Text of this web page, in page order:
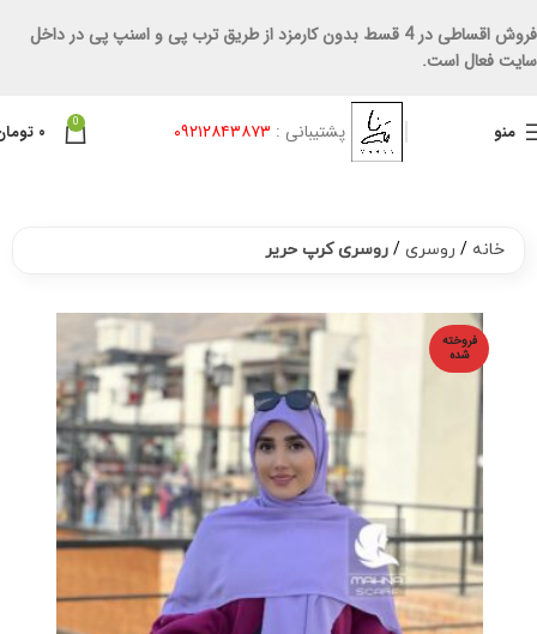
منو پشتیبانی : ۰۹۲۱۲۸۴۳۸۷۳ 0 ۰
خانه روسری روسری کرپ حریر
فروخته
شده
فروش اقساطی در 4 قسط بدون کارمزد از طریق ترب پی و اسنپ پی در داخل
سایت فعال است.